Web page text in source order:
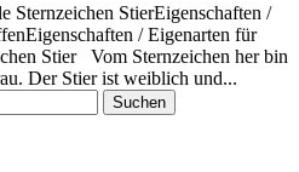
Sternzeichen StierEigenschaften /
/ Eigenarten für
Stier Vom Sternzeichen her bin
Der Stier ist weiblich und...